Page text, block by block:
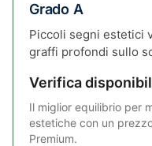
Grado A
Piccoli segni estetici
graffi profondi sullo
Verifica
Il miglior equilibrio per
estetiche con un
Premium.